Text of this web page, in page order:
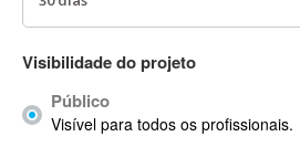
ACID Pro
ACPI
Acrobat
Visibilidade do projeto
Público
Visível para todos os profissionais.